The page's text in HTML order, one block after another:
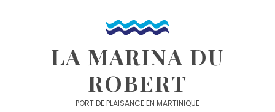
LA MARINA DU
ROBERT
PORT DE PLAISANCE EN MARTINIQUE